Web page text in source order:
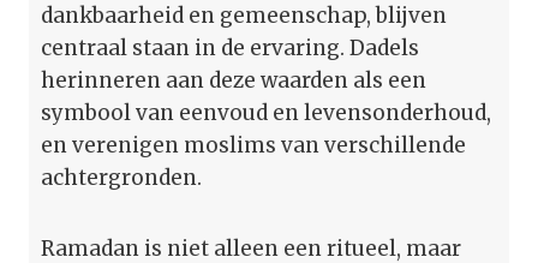
dankbaarheid en gemeenschap, blijven
centraal staan in de ervaring. Dadels
herinneren aan deze waarden als een
symbool van eenvoud en levensonderhoud,
en verenigen moslims van verschillende
achtergronden.
Ramadan is niet alleen een ritueel, maar